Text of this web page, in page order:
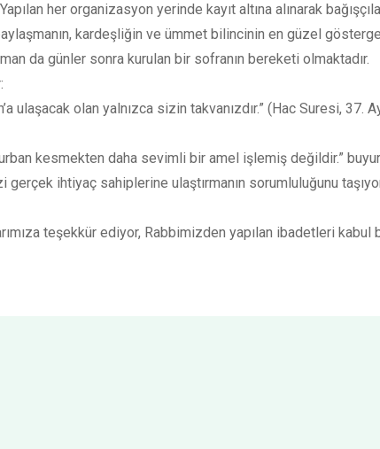
her organizasyon yerinde kayıt altına alınarak
kardeşliğin ve ümmet bilincinin en güzel
da günler sonra kurulan bir sofranın bereketi olmaktadır.
ulaşacak olan yalnızca sizin takvanızdır.” (Hac Suresi, 37.
kesmekten daha sevimli bir amel işlemiş değildir.”
ihtiyaç sahiplerine ulaştırmanın sorumluluğunu
teşekkür ediyor, Rabbimizden yapılan ibadetleri kabul